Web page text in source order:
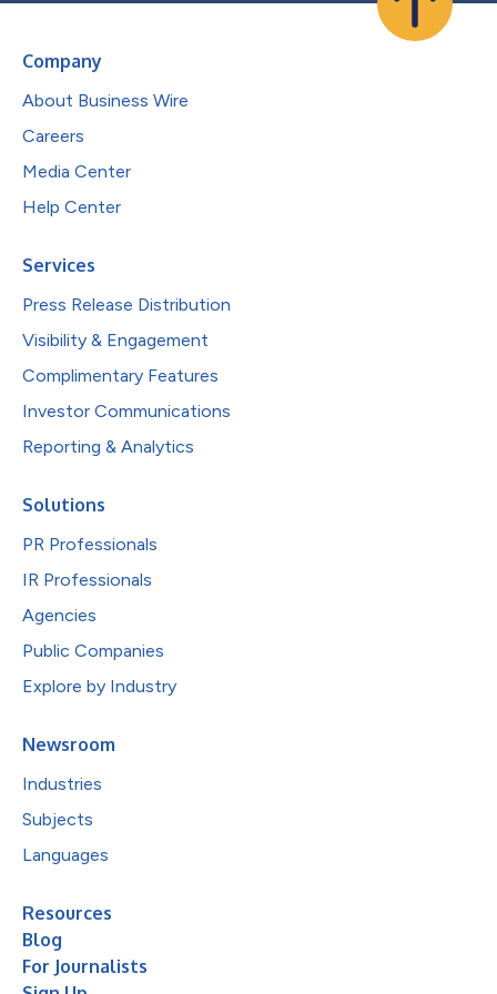
Company
About Business Wire
Careers
Media Center
Help Center
Services
Press Release Distribution
Visibility & Engagement
Complimentary Features
Investor Communications
Reporting & Analytics
Solutions
PR Professionals
IR Professionals
Agencies
Public Companies
Explore by Industry
Newsroom
Industries
Subjects
Languages
Resources
Blog
For Journalists